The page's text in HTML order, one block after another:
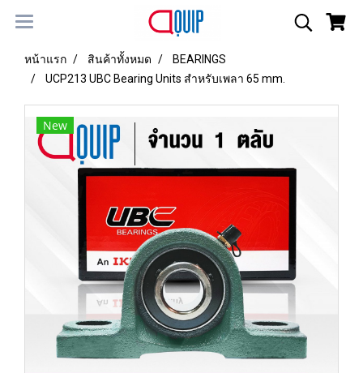
หน้าแรก สินค้าทั้งหมด
BEARINGS
UCP213 UBC Bearing Units สำหรับเพลา 65 mm.
New